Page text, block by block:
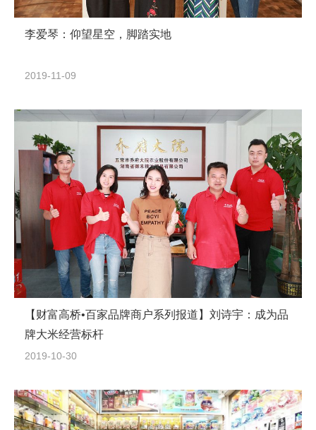
李爱琴：仰望星空，脚踏实地
2019-11-09
【财富高桥•百家品牌商户系列报道】刘诗宇：成为品
牌大米经营标杆
2019-10-30